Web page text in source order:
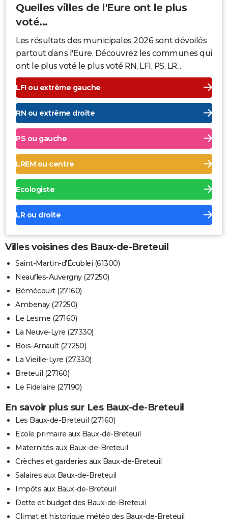
Quelles villes de l'Eure ont le plus
voté...
Les résultats des municipales 2026 sont dévoilés
partout dans l'Eure. Découvrez les communes qui
ont le plus voté le plus voté RN, LFI, PS, LR...
LFI ou extrême gauche
RN ou extrême droite
PS ou gauche
LREM ou centre
Ecologiste
LR ou droite
Villes voisines des Baux-de-Breteuil
Saint-Martin-d'Écublei (61300)
Neaufles-Auvergny (27250)
Bémécourt (27160)
Ambenay (27250)
Le Lesme (27160)
La Neuve-Lyre (27330)
Bois-Arnault (27250)
La Vieille-Lyre (27330)
Breteuil (27160)
Le Fidelaire (27190)
En savoir plus sur Les Baux-de-Breteuil
Les Baux-de-Breteuil (27160)
Ecole primaire aux Baux-de-Breteuil
Maternités aux Baux-de-Breteuil
Crèches et garderies aux Baux-de-Breteuil
Salaires aux Baux-de-Breteuil
Impôts aux Baux-de-Breteuil
Dette et budget des Baux-de-Breteuil
Climat et historique météo des Baux-de-Breteuil